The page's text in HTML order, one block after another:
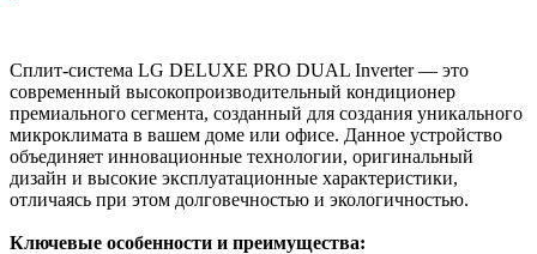
Сплит-система LG DELUXE PRO DUAL Inverter — это
современный высокопроизводительный кондиционер
премиального сегмента, созданный для создания уникального
микроклимата в вашем доме или офисе. Данное устройство
объединяет инновационные технологии, оригинальный
дизайн и высокие эксплуатационные характеристики,
отличаясь при этом долговечностью и экологичностью.
Ключевые особенности и преимущества: